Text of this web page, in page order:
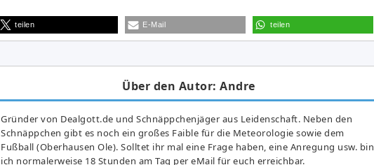
teilen E-Mail teilen
Über den Autor: Andre
Gründer von Dealgott.de und Schnäppchenjäger aus Leidenschaft. Neben den
Schnäppchen gibt es noch ein großes Fai­ble für die Meteorologie sowie dem
Fußball (Oberhausen Ole). Solltet ihr mal eine Frage haben, eine Anregung usw. bin
ich normalerweise 18 Stunden am Tag per eMail für euch erreichbar.